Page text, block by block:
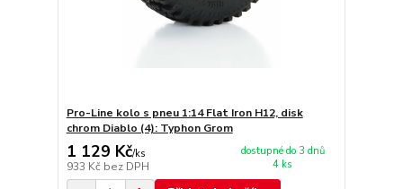
Pro-Line kolo s pneu 1:14 Flat Iron H12, disk
chrom Diablo (4): Typhon Grom
1 129 Kč/ks
933 Kč bez DPH
dostupné do 3 dnů
4 ks